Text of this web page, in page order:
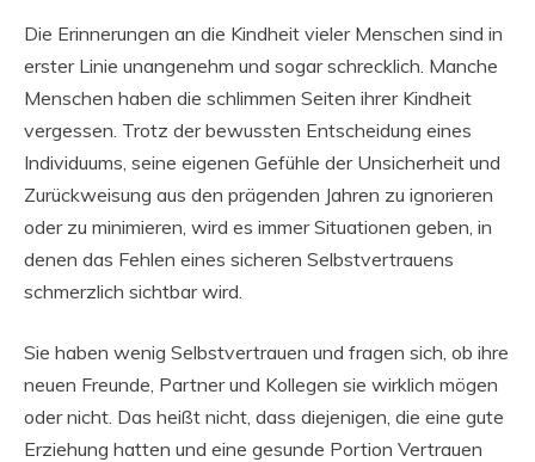
Die Erinnerungen an die Kindheit vieler Menschen sind in
erster Linie unangenehm und sogar schrecklich. Manche
Menschen haben die schlimmen Seiten ihrer Kindheit
vergessen. Trotz der bewussten Entscheidung eines
Individuums, seine eigenen Gefühle der Unsicherheit und
Zurückweisung aus den prägenden Jahren zu ignorieren
oder zu minimieren, wird es immer Situationen geben, in
denen das Fehlen eines sicheren Selbstvertrauens
schmerzlich sichtbar wird.
Sie haben wenig Selbstvertrauen und fragen sich, ob ihre
neuen Freunde, Partner und Kollegen sie wirklich mögen
oder nicht. Das heißt nicht, dass diejenigen, die eine gute
Erziehung hatten und eine gesunde Portion Vertrauen